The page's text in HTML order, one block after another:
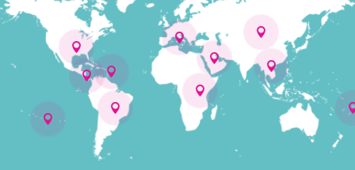








 